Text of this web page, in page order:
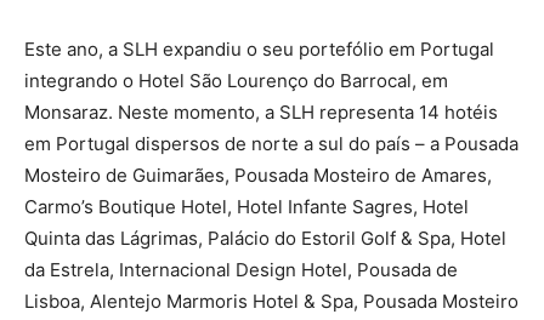
Este ano, a SLH expandiu o seu portefólio em Portugal
integrando o Hotel São Lourenço do Barrocal, em
Monsaraz. Neste momento, a SLH representa 14 hotéis
em Portugal dispersos de norte a sul do país – a Pousada
Mosteiro de Guimarães, Pousada Mosteiro de Amares,
Carmo’s Boutique Hotel, Hotel Infante Sagres, Hotel
Quinta das Lágrimas, Palácio do Estoril Golf & Spa, Hotel
da Estrela, Internacional Design Hotel, Pousada de
Lisboa, Alentejo Marmoris Hotel & Spa, Pousada Mosteiro